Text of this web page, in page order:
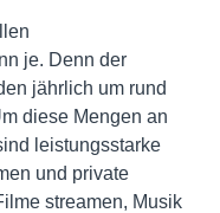
je. Denn der
jährlich um rund
diese Mengen an
leistungsstarke
und private
streamen, Musik